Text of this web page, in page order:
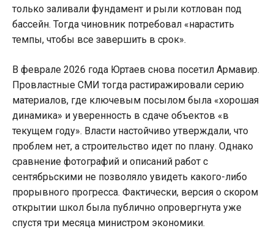
только заливали фундамент и рыли котлован под
бассейн. Тогда чиновник потребовал «нарастить
темпы, чтобы все завершить в срок».
В феврале 2026 года Юртаев снова посетил Армавир.
Провластные СМИ тогда растиражировали серию
материалов, где ключевым посылом была «хорошая
динамика» и уверенность в сдаче объектов «в
текущем году». Власти настойчиво утверждали, что
проблем нет, а строительство идет по плану. Однако
сравнение фотографий и описаний работ с
сентябрьскими не позволяло увидеть какого-либо
прорывного прогресса. Фактически, версия о скором
открытии школ была публично опровергнута уже
спустя три месяца министром экономики.